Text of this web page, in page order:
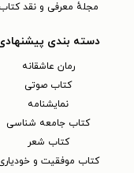
مجلهٔ معرفی و نقد کتاب
دسته بندی
رمان عاشقانه
کتاب‌ صوتی
نمایشنامه
کتاب جامعه شناسی
کتاب شعر
کتاب موفقیت و